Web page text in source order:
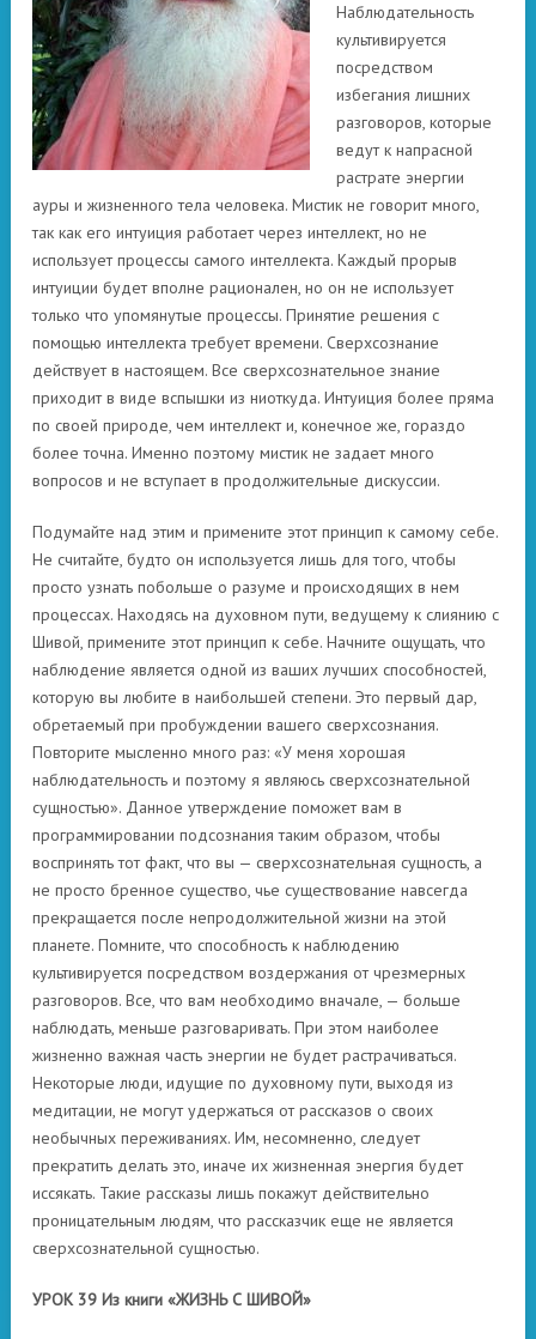
Наблюдательность
культивируется
посредством
избегания лишних
разговоров, которые
ведут к напрасной
растрате энергии
ауры и жизненного тела человека. Мистик не говорит много,
так как его интуиция работает через интеллект, но не
использует процессы самого интеллекта. Каждый прорыв
интуиции будет вполне рационален, но он не использует
только что упомянутые процессы. Принятие решения с
помощью интеллекта требует времени. Сверхсознание
действует в настоящем. Все сверхсознательное знание
приходит в виде вспышки из ниоткуда. Интуиция более пряма
по своей природе, чем интеллект и, конечное же, гораздо
более точна. Именно поэтому мистик не задает много
вопросов и не вступает в продолжительные дискуссии.
Подумайте над этим и примените этот принцип к самому себе.
Не считайте, будто он используется лишь для того, чтобы
просто узнать побольше о разуме и происходящих в нем
процессах. Находясь на духовном пути, ведущему к слиянию с
Шивой, примените этот принцип к себе. Начните ощущать, что
наблюдение является одной из ваших лучших способностей,
которую вы любите в наибольшей степени. Это первый дар,
обретаемый при пробуждении вашего сверхсознания.
Повторите мысленно много раз: «У меня хорошая
наблюдательность и поэтому я являюсь сверхсознательной
сущностью». Данное утверждение поможет вам в
программировании подсознания таким образом, чтобы
воспринять тот факт, что вы — сверхсознательная сущность, а
не просто бренное существо, чье существование навсегда
прекращается после непродолжительной жизни на этой
планете. Помните, что способность к наблюдению
культивируется посредством воздержания от чрезмерных
разговоров. Все, что вам необходимо вначале, — больше
наблюдать, меньше разговаривать. При этом наиболее
жизненно важная часть энергии не будет растрачиваться.
Некоторые люди, идущие по духовному пути, выходя из
медитации, не могут удержаться от рассказов о своих
необычных переживаниях. Им, несомненно, следует
прекратить делать это, иначе их жизненная энергия будет
иссякать. Такие рассказы лишь покажут действительно
проницательным людям, что рассказчик еще не является
сверхсознательной сущностью.
УРОК 39 Из книги «ЖИЗНЬ С ШИВОЙ»